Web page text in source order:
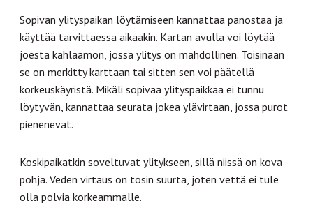
Sopivan ylityspaikan löytämiseen kannattaa panostaa ja
käyttää tarvittaessa aikaakin. Kartan avulla voi löytää
joesta kahlaamon, jossa ylitys on mahdollinen. Toisinaan
se on merkitty karttaan tai sitten sen voi päätellä
korkeuskäyristä. Mikäli sopivaa ylityspaikkaa ei tunnu
löytyvän, kannattaa seurata jokea ylävirtaan, jossa purot
pienenevät.
Koskipaikatkin soveltuvat ylitykseen, sillä niissä on kova
pohja. Veden virtaus on tosin suurta, joten vettä ei tule
olla polvia korkeammalle.